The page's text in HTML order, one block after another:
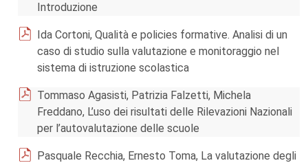
Introduzione
Ida Cortoni, Qualità e policies formative. Analisi di un
caso di studio sulla valutazione e monitoraggio nel
sistema di istruzione scolastica
Tommaso Agasisti, Patrizia Falzetti, Michela
Freddano, L’uso dei risultati delle Rilevazioni Nazionali
per l’autovalutazione delle scuole
Pasquale Recchia, Ernesto Toma, La valutazione degli